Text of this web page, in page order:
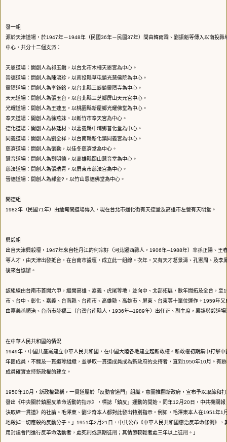
發一組
源於天津道場，於1947年－1948年（民國36年－民國37年）間由韓雨霖、劉振魁等傳入以南投縣
中心，共分十二個支派：
天恩道場：開創人為祁玉鏞，以台北市木柵天恩宮為中心。
崇德道場：開創人為陳鴻珍，以南投縣草屯鎮光慧佛院為中心。
靈隱道場：開創人為李鈺銘，以台北縣三峽鎮靈隱寺為中心。
天元道場：開創人為張玉台，以台北縣三芝鄉屏山天元宮中心。
光耀道場：開創人為王連玉，以桃園縣新屋鄉光耀佛堂為中心。
奉天道場：開創人為徐燕妹，以新竹市奉天宮為中心。
德化道場：開創人為林廷材，以嘉義縣中埔鄉普化堂為中心。
同義道場：開創人為劉全祥，以台南縣新化鎮同義宮為中心。
慈濟道場：開創人為張勤，以佳冬慈濟堂為中心。
慧音道場：開創人為劉明德，以高雄縣岡山慧音堂為中心。
慈法道場：開創人為張瑞青，以屏東市慈法宮為中心。
晉德道場：開創人為郝金?，以竹山恩德佛堂為中心。
闡德組
1982年（民國71年）由緬甸闡道場傳入，現在台北市通化街有天德堂及高雄市左營有天明堂。
興毅組
出自天津興毅壇，1947年來自牡丹江的何宗好（河北遷西縣人，1906年─1988年）率孫正陽、王
等人才，由天津出發抵台，在台南市設壇，成立此一組線。次年，又有天才葛景濤、孔憲周、及李
後來台協辦。
該組線由台南市首開六甲，繼開高雄、嘉義、虎尾等地，並向中、北部拓展，數年間拓及全台，至
市、台中、彰化、嘉義、台南縣、台南市、高雄縣、高雄市、屏東、台東等十單位運作。1959年
由嘉義孫順治、台南市薛福三（台灣台南縣人，1936年─1989年）出任正、副主席，襄謀與毅道場
在中華人民共和國的情況
1949年，中國共產黨建立中華人民共和國，在中國大陸各地建立起新政權。新政權初期集中打擊
年團成員，不觸及一貫道等組織，並爭取一貫道成員成為新政府的支持者，直到1950年10月。有
成員確實支持新政權的建立。
1950年10月，新政權聲稱，一貫道屬於「反動會道門」組織，意圖推翻新政府，宣布予以取締和
發出《中央關於鎮壓反革命活動的指示》，標誌「鎮反」運動的開始。同年12月20日，中共機關
決取締一貫道》的社論。毛澤東、劉少奇本人都對此發出特別指示。例如，毛澤東本人在1951年1
地殺掉一切應殺的反動分子。」1951年2月21日，中共公布《中華人民共和國懲治反革命條例》，
用封建會門進行反革命活動者，處死刑或無期徒刑；其情節較輕者處三年以上徒刑。」